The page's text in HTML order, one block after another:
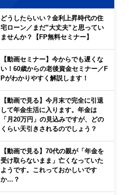
どうしたらいい？金利上昇時代の住
宅ローン／まだ”大丈夫”と思ってい
ませんか？【FP無料セミナー】
【動画セミナー】今からでも遅くな
い！60歳からの老後資金セミナー／F
Pがわかりやすく解説します！
【動画で見る】今月末で完全に引退
して年金生活に入ります。年金は
「月20万円」の見込みですが、どの
くらい天引きされるのでしょう？
【動画で見る】70代の親が「年金を
受け取らないまま」亡くなっていた
ようです。これっておかしいです
か…？